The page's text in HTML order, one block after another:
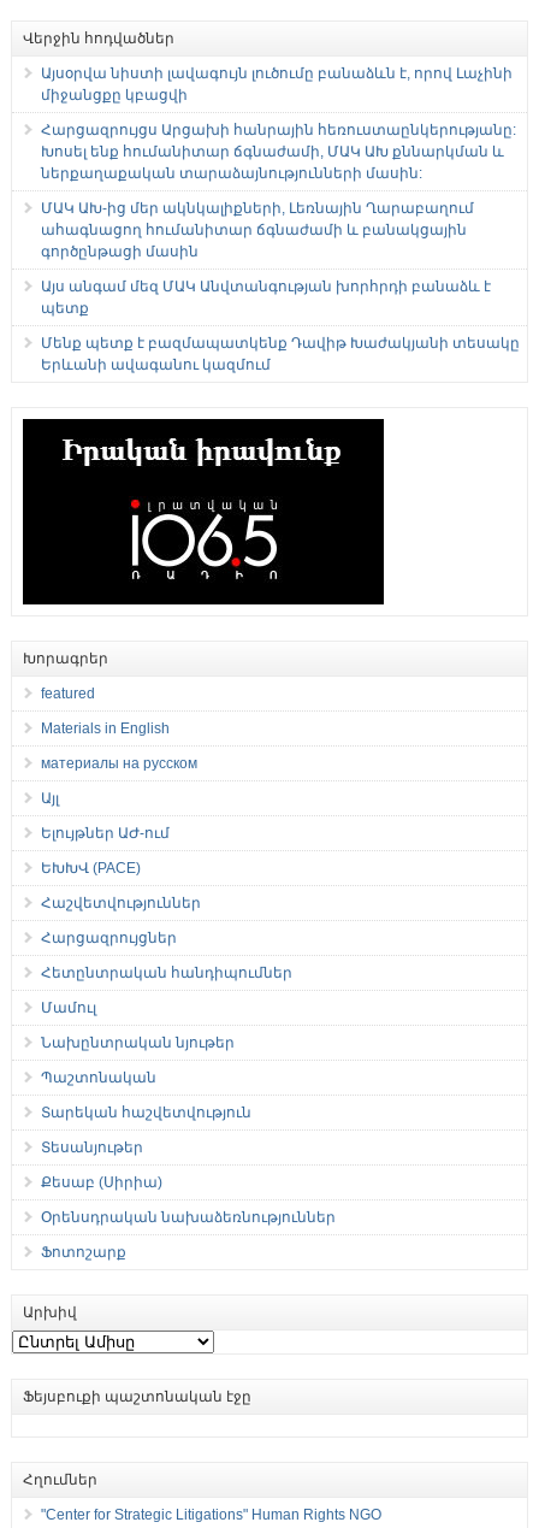
Վերջին հոդվածներ
Այսօրվա նիստի լավագույն լուծումը բանաձևն է, որով Լաչինի
միջանցքը կբացվի
Հարցազրույցս Արցախի հանրային հեռուստաընկերությանը:
Խոսել ենք հումանիտար ճգնաժամի, ՄԱԿ ԱԽ քննարկման և
ներքաղաքական տարաձայնությունների մասին:
ՄԱԿ ԱԽ-ից մեր ակնկալիքների, Լեռնային Ղարաբաղում
ահագնացող հումանիտար ճգնաժամի և բանակցային
գործընթացի մասին
Այս անգամ մեզ ՄԱԿ Անվտանգության խորհրդի բանաձև է
պետք
Մենք պետք է բազմապատկենք Դավիթ Խաժակյանի տեսակը
Երևանի ավագանու կազմում
Խորագրեր
featured
Materials in English
материалы на русском
Այլ
Ելույթներ ԱԺ-ում
ԵԽԽՎ (PACE)
Հաշվետվություններ
Հարցազրույցներ
Հետընտրական հանդիպումներ
Մամուլ
Նախընտրական նյութեր
Պաշտոնական
Տարեկան հաշվետվություն
Տեսանյութեր
Քեսաբ (Սիրիա)
Օրենսդրական նախաձեռնություններ
Ֆոտոշարք
Արխիվ
Արխիվ
Ֆեյսբուքի պաշտոնական էջը
Հղումներ
"Center for Strategic Litigations" Human Rights NGO